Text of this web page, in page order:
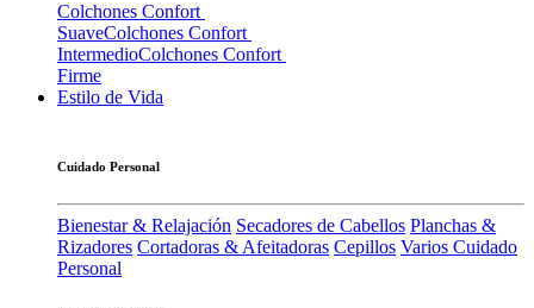
Colchones Confort
SuaveColchones Confort
IntermedioColchones Confort
Firme
Estilo de Vida
Cuidado Personal
Bienestar & Relajación Secadores de Cabellos Planchas &
Rizadores Cortadoras & Afeitadoras Cepillos Varios Cuidado
Personal